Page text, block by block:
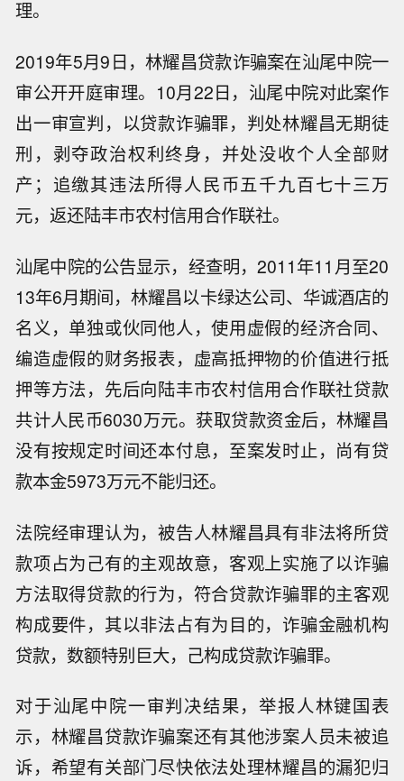
理。
2019年5月9日，林耀昌贷款诈骗案在汕尾中院一
审公开开庭审理。10月22日，汕尾中院对此案作
出一审宣判，以贷款诈骗罪，判处林耀昌无期徒
刑，剥夺政治权利终身，并处没收个人全部财
产；追缴其违法所得人民币五千九百七十三万
元，返还陆丰市农村信用合作联社。
汕尾中院的公告显示，经查明，2011年11月至20
13年6月期间，林耀昌以卡绿达公司、华诚酒店的
名义，单独或伙同他人，使用虚假的经济合同、
编造虚假的财务报表，虚高抵押物的价值进行抵
押等方法，先后向陆丰市农村信用合作联社贷款
共计人民币6030万元。获取贷款资金后，林耀昌
没有按规定时间还本付息，至案发时止，尚有贷
款本金5973万元不能归还。
法院经审理认为，被告人林耀昌具有非法将所贷
款项占为己有的主观故意，客观上实施了以诈骗
方法取得贷款的行为，符合贷款诈骗罪的主客观
构成要件，其以非法占有为目的，诈骗金融机构
贷款，数额特别巨大，己构成贷款诈骗罪。
对于汕尾中院一审判决结果，举报人林键国表
示，林耀昌贷款诈骗案还有其他涉案人员未被追
诉，希望有关部门尽快依法处理林耀昌的漏犯归